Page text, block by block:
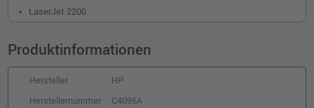
LaserJet 2200
Produktinformationen
Hersteller
HP
Herstellernummer
C4096A